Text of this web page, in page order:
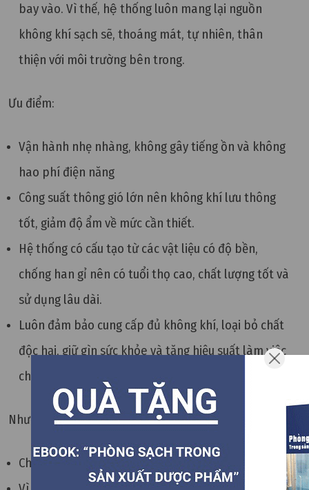
bay vào. Vì thế, hệ thống luôn mang lại nguồn
không khí sạch sẽ, thoáng mát, tự nhiên, thân
thiện với môi trường bên trong.
Ưu điểm:
Vận hành nhẹ nhàng, không gây tiếng ồn và không
hao phí điện năng
Công suất thông gió lớn nên không khí lưu thông
tốt, giảm độ ẩm về mức cần thiết.
Hệ thống có cấu tạo từ các vật liệu có độ bền,
chống han gỉ nên có tuổi thọ cao, chất lượng tốt và
sử dụng lâu dài.
Luôn đảm bảo cung cấp đủ không khí, loại bỏ chất
độc hại, giữ gìn sức khỏe và tăng hiệu suất làm việc
cho người lao động.
Nhược điểm:
Chi phí lắp đặt, vận hành và bảo dưỡng cao.